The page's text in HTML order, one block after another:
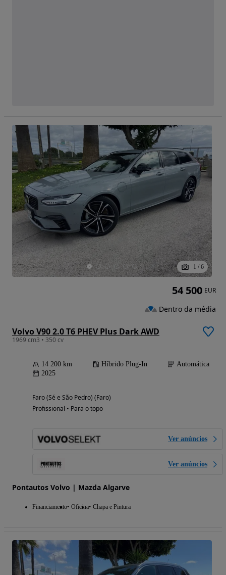
1 / 6
Volvo V90 2.0 T6 PHEV Plus Dark AWD
1969 cm3 • 350 cv
14 200 km Híbrido Plug-In
Automática
2025
Faro (Sé e São Pedro) (Faro)
Profissional • Para o topo
Ver anúncios
Ver anúncios
Pontautos Volvo | Mazda Algarve
Financiamento Oficina Chapa e Pintura
54 500 EUR
Dentro da média